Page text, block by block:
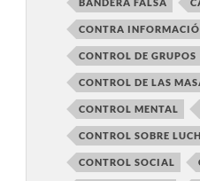
CONTRA
CONTROL DE GRUPOS
CONTROL DE LAS
CONTROL MENTAL
CONTROL SOBRE
CONTROL SOCIAL